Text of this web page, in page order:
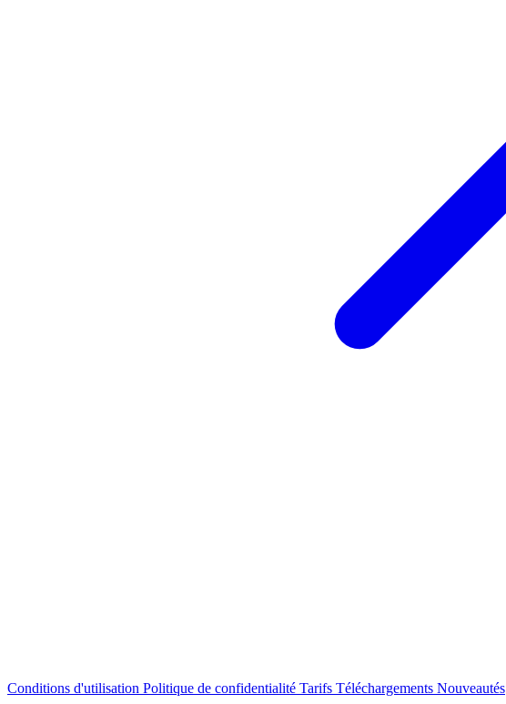
Conditions d'utilisation Politique de confidentialité Tarifs Téléchargements Nouveautés